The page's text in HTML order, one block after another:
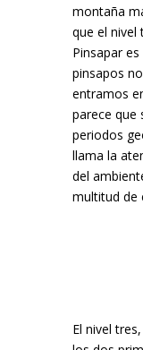
montaña
que el nivel
Pinsapar
pinsapos
entramos
parece que
periodos
llama la
del
multitud de
El nivel